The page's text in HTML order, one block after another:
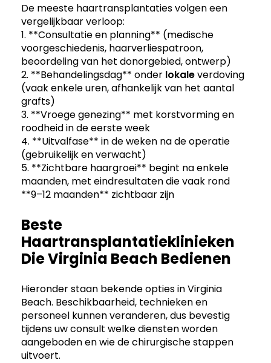
De meeste haartransplantaties volgen een
vergelijkbaar verloop:
1. **Consultatie en planning** (medische
voorgeschiedenis, haarverliespatroon,
beoordeling van het donorgebied, ontwerp)
2. **Behandelingsdag** onder lokaleverdoving
(vaak enkele uren, afhankelijk van het aantal
grafts)
3. **Vroege genezing** met korstvorming en
roodheid in de eerste week
4. **Uitvalfase** in de weken na de operatie
(gebruikelijk en verwacht)
5. **Zichtbare haargroei** begint na enkele
maanden, met eindresultaten die vaak rond
**9–12 maanden** zichtbaar zijn
Beste
Haartransplantatieklinieken
Die Virginia Beach Bedienen
Hieronder staan bekende opties in Virginia
Beach. Beschikbaarheid, technieken en
personeel kunnen veranderen, dus bevestig
tijdens uw consult welke diensten worden
aangeboden en wie de chirurgische stappen
uitvoert.